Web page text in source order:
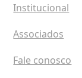
Institucional
Associados
Fale conosco